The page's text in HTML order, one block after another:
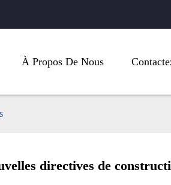
À Propos De Nous
directives de